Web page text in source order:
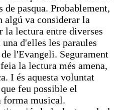
de pasqua. Probablement,
algú va considerar la
lectura entre diverses
d'elles les paraules
l'Evangeli. Segurament
la lectura més amena,
I és aquesta voluntat
feu possible el
forma musical.